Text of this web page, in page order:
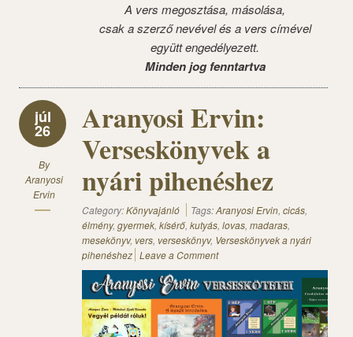
A vers megosztása, másolása,
csak a szerző nevével és a vers címével
együtt engedélyezett.
Minden jog fenntartva
júl
26
By
Aranyosi
Ervin
Aranyosi Ervin:
Verseskönyvek a
nyári pihenéshez
Category:Könyvajánló Tags:Aranyosi Ervin, cicás,
élmény, gyermek, kísérő, kutyás, lovas, madaras,
mesekönyv, vers, verseskönyv, Verseskönyvek a nyári
pihenéshez Leave a Comment